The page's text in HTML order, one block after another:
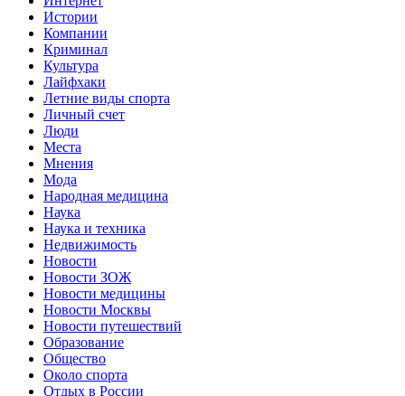
Истории
Компании
Криминал
Культура
Лайфхаки
Летние виды спорта
Личный счет
Люди
Места
Мнения
Мода
Народная медицина
Наука
Наука и техника
Недвижимость
Новости
Новости ЗОЖ
Новости медицины
Новости Москвы
Новости путешествий
Образование
Общество
Около спорта
Отдых в России